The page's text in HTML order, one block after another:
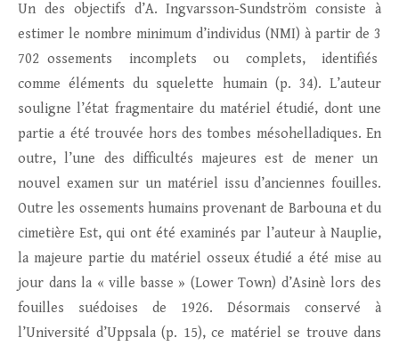
Un des objectifs d’A. Ingvarsson-Sundström consiste à
estimer le nombre minimum d’individus (NMI) à partir de 3
702 ossements incomplets ou complets, identifiés
comme éléments du squelette humain (p. 34). L’auteur
souligne l’état fragmentaire du matériel étudié, dont une
partie a été trouvée hors des tombes mésohelladiques. En
outre, l’une des difficultés majeures est de mener un
nouvel examen sur un matériel issu d’anciennes fouilles.
Outre les ossements humains provenant de Barbouna et du
cimetière Est, qui ont été examinés par l’auteur à Nauplie,
la majeure partie du matériel osseux étudié a été mise au
jour dans la « ville basse » (Lower Town) d’Asinè lors des
fouilles suédoises de 1926. Désormais conservé à
l’Université d’Uppsala (p. 15), ce matériel se trouve dans